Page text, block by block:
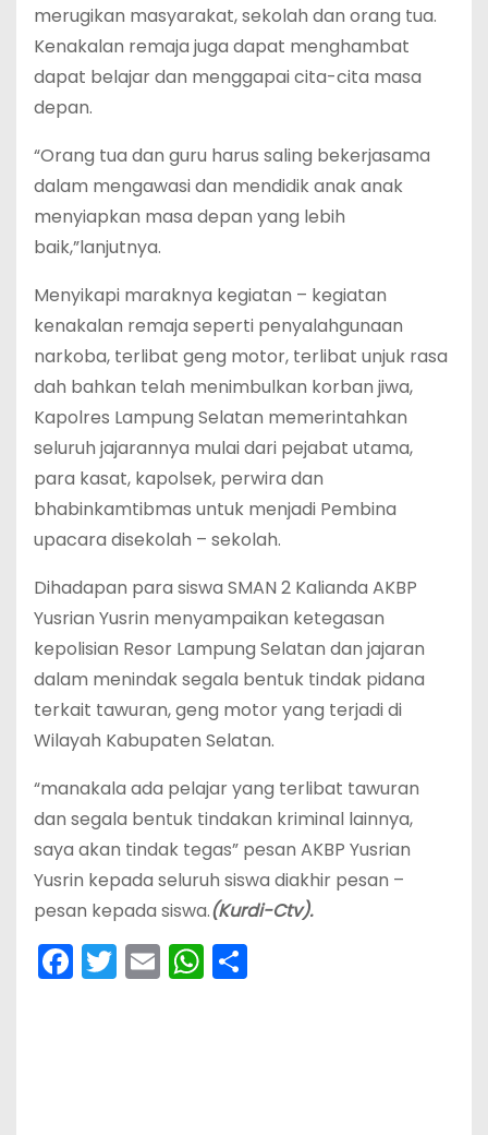
merugikan masyarakat, sekolah dan orang tua.
Kenakalan remaja juga dapat menghambat
dapat belajar dan menggapai cita-cita masa
depan.
“Orang tua dan guru harus saling bekerjasama
dalam mengawasi dan mendidik anak anak
menyiapkan masa depan yang lebih
baik,”lanjutnya.
Menyikapi maraknya kegiatan – kegiatan
kenakalan remaja seperti penyalahgunaan
narkoba, terlibat geng motor, terlibat unjuk rasa
dah bahkan telah menimbulkan korban jiwa,
Kapolres Lampung Selatan memerintahkan
seluruh jajarannya mulai dari pejabat utama,
para kasat, kapolsek, perwira dan
bhabinkamtibmas untuk menjadi Pembina
upacara disekolah – sekolah.
Dihadapan para siswa SMAN 2 Kalianda AKBP
Yusrian Yusrin menyampaikan ketegasan
kepolisian Resor Lampung Selatan dan jajaran
dalam menindak segala bentuk tindak pidana
terkait tawuran, geng motor yang terjadi di
Wilayah Kabupaten Selatan.
“manakala ada pelajar yang terlibat tawuran
dan segala bentuk tindakan kriminal lainnya,
saya akan tindak tegas” pesan AKBP Yusrian
Yusrin kepada seluruh siswa diakhir pesan –
pesan kepada siswa.(Kurdi-Ctv).
F T E W